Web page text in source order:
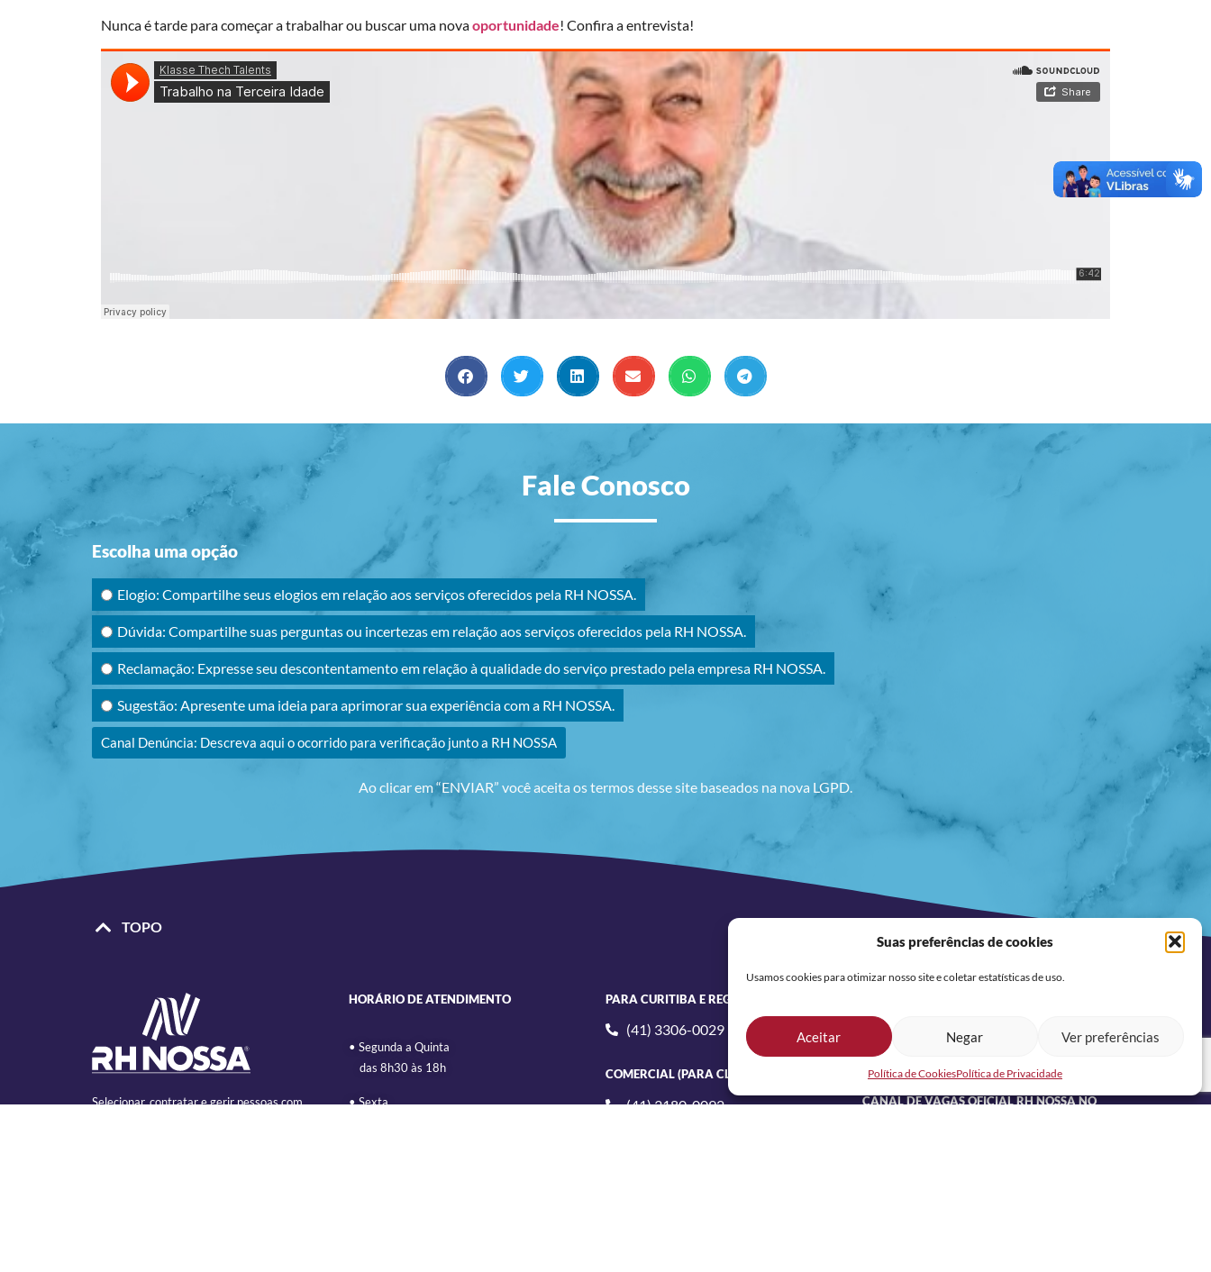
Suas preferências de cookies
Usamos cookies para otimizar nosso site e coletar estatísticas de uso.
Aceitar Negar Ver preferências
Política de CookiesPolítica de Privacidade
Nunca é tarde para começar a trabalhar ou buscar uma novaoportunidade! Confira a entrevista!
Fale Conosco
Escolha uma opção
Elogio: Compartilhe seus elogios em relação aos serviços oferecidos pela RH NOSSA.
Dúvida: Compartilhe suas perguntas ou incertezas em relação aos serviços oferecidos pela RH NOSSA.
Reclamação: Expresse seu descontentamento em relação à qualidade do serviço prestado pela empresa RH NOSSA.
Sugestão: Apresente uma ideia para aprimorar sua experiência com a RH NOSSA.
Canal Denúncia: Descreva aqui o ocorrido para verificação junto a RH NOSSA
Ao clicar em “ENVIAR” você aceita os termos desse site baseados na nova LGPD.
TOPO
Selecionar, contratar e gerir pessoas com
HORÁRIO DE ATENDIMENTO
• Segunda a Quinta
das 8h30 às 18h
• Sexta
PARA CURITIBA E REGIÃO
(41) 3306-0029
COMERCIAL (PARA CLIENTES)
(41) 3180-0092
CANAL DE VAGAS OFICIAL RH NOSSA NO